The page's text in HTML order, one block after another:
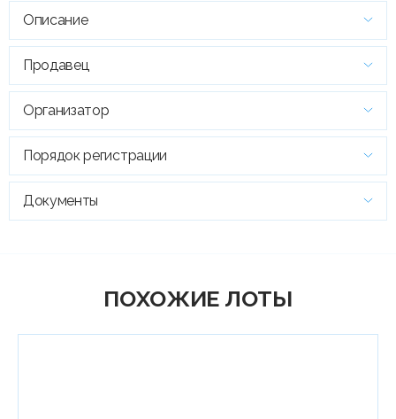
Описание
Продавец
Организатор
Порядок регистрации
Документы
ПОХОЖИЕ ЛОТЫ